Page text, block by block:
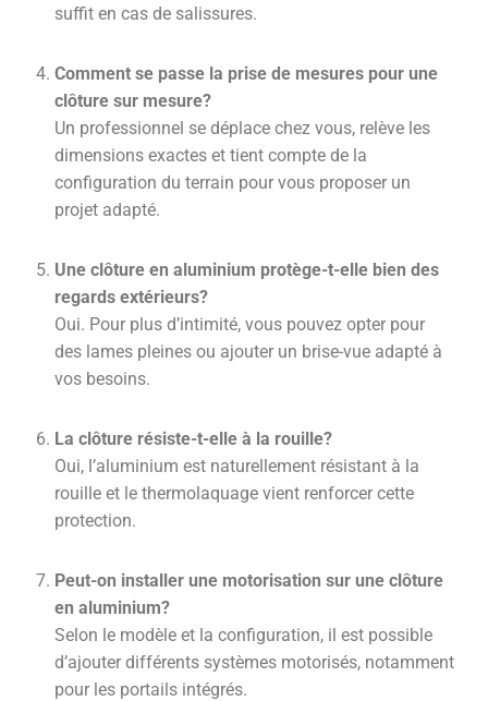
suffit en cas de salissures.
Comment se passe la prise de mesures pour une
clôture sur mesure?
Un professionnel se déplace chez vous, relève les
dimensions exactes et tient compte de la
configuration du terrain pour vous proposer un
projet adapté.
Une clôture en aluminium protège-t-elle bien des
regards extérieurs?
Oui. Pour plus d’intimité, vous pouvez opter pour
des lames pleines ou ajouter un brise-vue adapté à
vos besoins.
La clôture résiste-t-elle à la rouille?
Oui, l’aluminium est naturellement résistant à la
rouille et le thermolaquage vient renforcer cette
protection.
Peut-on installer une motorisation sur une clôture
en aluminium?
Selon le modèle et la configuration, il est possible
d’ajouter différents systèmes motorisés, notamment
pour les portails intégrés.